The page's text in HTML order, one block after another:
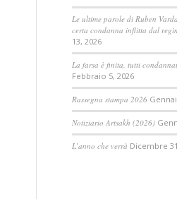
Le ultime parole di Ruben
certa condanna inflitta dal
13, 2026
La farsa è finita, tutti
Febbraio 5, 2026
Rassegna stampa 2026
Notiziario Artsakh (2026)
L’anno che verrà Dicembre